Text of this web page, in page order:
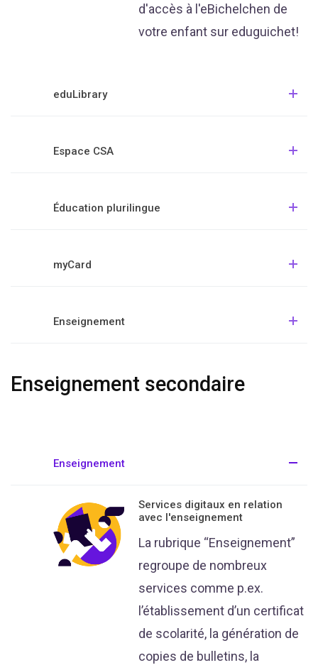
d'accès à l'eBichelchen de
votre enfant sur eduguichet!
eduLibrary
Espace CSA
Éducation plurilingue
myCard
Enseignement
Enseignement secondaire
Enseignement
Services digitaux en relation
avec l'enseignement
La rubrique “Enseignement”
regroupe de nombreux
services comme p.ex.
l’établissement d’un certificat
de scolarité, la génération de
copies de bulletins, la